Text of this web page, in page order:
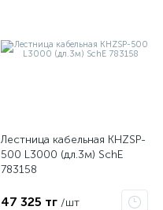
Лестница кабельная KHZSP-
500 L3000 (дл.3м) SchE
783158
47 325 тг /шт